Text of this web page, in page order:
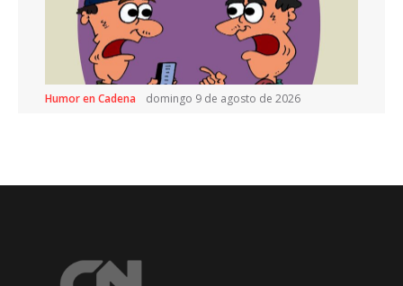
Humor en Cadena domingo 9 de agosto de 2026